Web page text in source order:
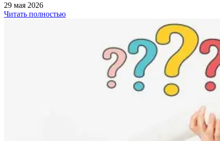
29 мая 2026
Читать полностью